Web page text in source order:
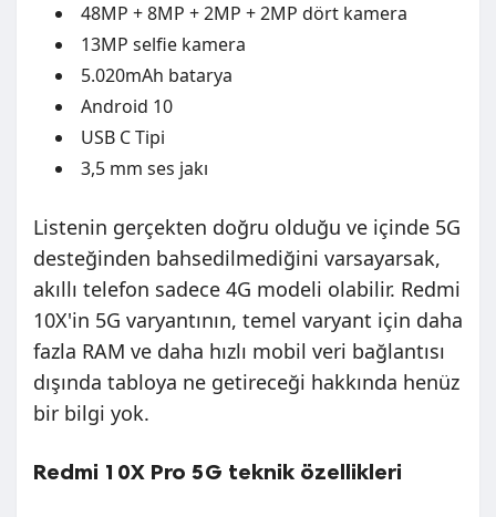
48MP + 8MP + 2MP + 2MP dört kamera
13MP selfie kamera
5.020mAh batarya
Android 10
USB C Tipi
3,5 mm ses jakı
Listenin gerçekten doğru olduğu ve içinde 5G
desteğinden bahsedilmediğini varsayarsak,
akıllı telefon sadece 4G modeli olabilir. Redmi
10X'in 5G varyantının, temel varyant için daha
fazla RAM ve daha hızlı mobil veri bağlantısı
dışında tabloya ne getireceği hakkında henüz
bir bilgi yok.
Redmi 10X Pro 5G teknik özellikleri